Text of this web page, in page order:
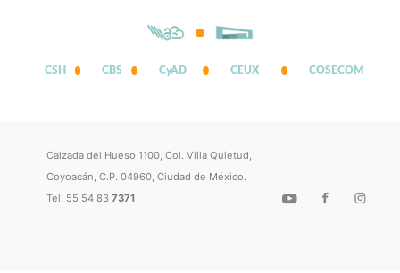
CSH CBS CyAD CEUX COSECOM
Calzada del Hueso 1100, Col. Villa Quietud,
Coyoacán, C.P. 04960, Ciudad de México.
Tel. 55 54 837371